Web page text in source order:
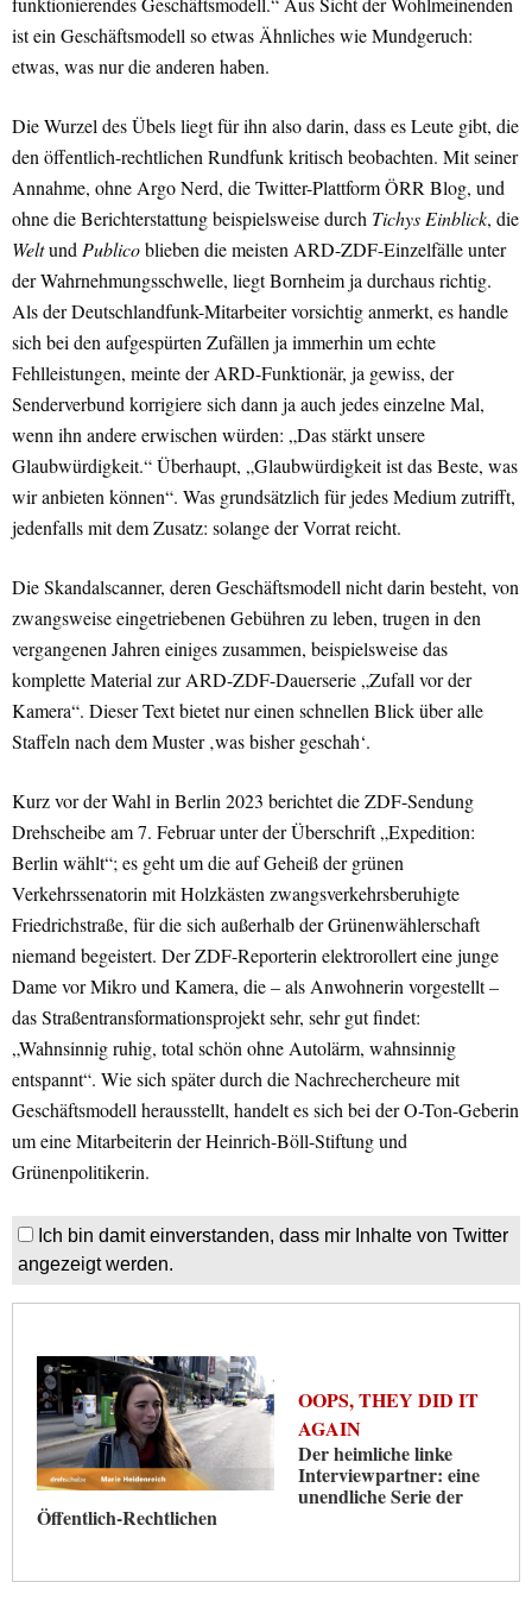
ist ein Geschäftsmodell so etwas Ähnliches wie Mundgeruch:
etwas, was nur die anderen haben.
Die Wurzel des Übels liegt für ihn also darin, dass es Leute gibt, die
den öffentlich-rechtlichen Rundfunk kritisch beobachten. Mit seiner
Annahme, ohne Argo Nerd, die Twitter-Plattform ÖRR Blog, und
ohne die Berichterstattung beispielsweise durch Tichys Einblick, die
WeltundPublicoblieben die meisten ARD-ZDF-Einzelfälle unter
der Wahrnehmungsschwelle, liegt Bornheim ja durchaus richtig.
Als der Deutschlandfunk-Mitarbeiter vorsichtig anmerkt, es handle
sich bei den aufgespürten Zufällen ja immerhin um echte
Fehlleistungen, meinte der ARD-Funktionär, ja gewiss, der
Senderverbund korrigiere sich dann ja auch jedes einzelne Mal,
wenn ihn andere erwischen würden: „Das stärkt unsere
Glaubwürdigkeit.“ Überhaupt, „Glaubwürdigkeit ist das Beste, was
wir anbieten können“. Was grundsätzlich für jedes Medium zutrifft,
jedenfalls mit dem Zusatz: solange der Vorrat reicht.
Die Skandalscanner, deren Geschäftsmodell nicht darin besteht, von
zwangsweise eingetriebenen Gebühren zu leben, trugen in den
vergangenen Jahren einiges zusammen, beispielsweise das
komplette Material zur ARD-ZDF-Dauerserie „Zufall vor der
Kamera“. Dieser Text bietet nur einen schnellen Blick über alle
Staffeln nach dem Muster ‚was bisher geschah‘.
Kurz vor der Wahl in Berlin 2023 berichtet die ZDF-Sendung
Drehscheibe am 7. Februar unter der Überschrift „Expedition:
Berlin wählt“; es geht um die auf Geheiß der grünen
Verkehrssenatorin mit Holzkästen zwangsverkehrsberuhigte
Friedrichstraße, für die sich außerhalb der Grünenwählerschaft
niemand begeistert. Der ZDF-Reporterin elektrorollert eine junge
Dame vor Mikro und Kamera, die – als Anwohnerin vorgestellt –
das Straßentransformationsprojekt sehr, sehr gut findet:
„Wahnsinnig ruhig, total schön ohne Autolärm, wahnsinnig
entspannt“. Wie sich später durch die Nachrechercheure mit
Geschäftsmodell herausstellt, handelt es sich bei der O-Ton-Geberin
um eine Mitarbeiterin der Heinrich-Böll-Stiftung und
Grünenpolitikerin.
Ich bin damit einverstanden, dass mir Inhalte von Twitter
angezeigt werden.
OOPS, THEY DID IT
AGAIN
Der heimliche linke
Interviewpartner: eine
unendliche Serie der
Öffentlich-Rechtlichen